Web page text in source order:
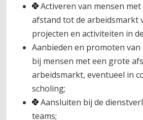
Activeren van mensen
afstand tot de arbeidsmarkt
projecten en activiteiten in
Aanbieden en promoten
bij mensen met een grote
arbeidsmarkt, eventueel in
scholing;
Aansluiten bij de
teams;